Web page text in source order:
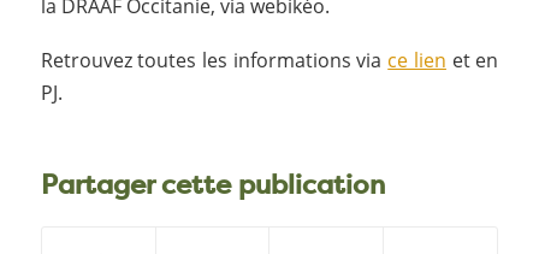
la DRAAF Occitanie, via webikéo.
Retrouvez toutes les informations via ce lien et en
PJ.
Partager cette publication